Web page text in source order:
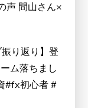
声 間山さん×
り返り】登
ム落ちまし
#fx初心者 #